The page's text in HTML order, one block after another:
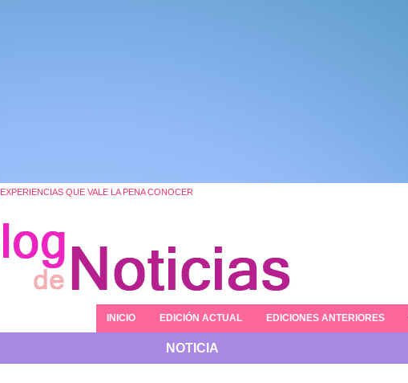
EXPERIENCIAS QUE VALE LA PENA CONOCER
INICIO EDICIÓN ACTUAL EDICIONES ANTERIORES
NOTICIA